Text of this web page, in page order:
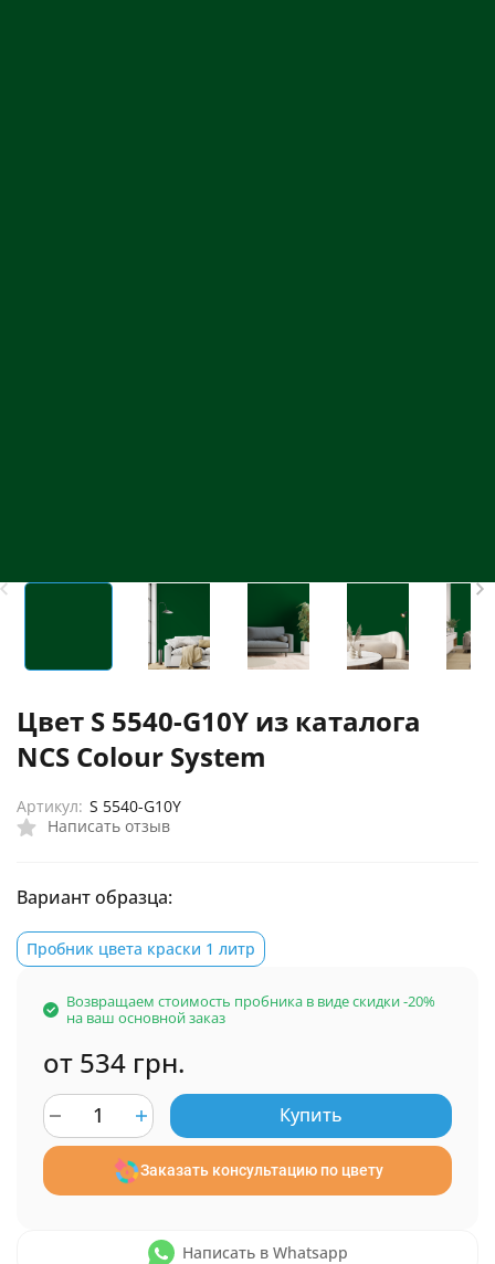
Цвет S 5540-G10Y из каталога
NCS Colour System
Написать отзыв
Артикул: S 5540-G10Y
Вариант образца:
Пробник цвета краски 1 литр
Возвращаем стоимость пробника в виде скидки -20%
на ваш основной заказ
от 534 грн.
Купить
Заказать консультацию по цвету
Написать в Whatsapp